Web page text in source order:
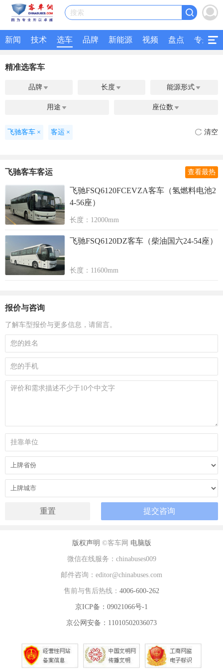
搜索
新闻 技术 选车 品牌 新能源 视频 盘点 专题
精准选客车
品牌  长度  能源形式 
用途  座位数 
飞驰客车 × 客运 × 清空
飞驰客车客运 查看最热
飞驰FSQ6120FCEVZA客车（氢燃料电池2
4-56座）
长度：12000mm
飞驰FSQ6120DZ客车（柴油国六24-54座）
长度：11600mm
报价与咨询
了解车型报价与更多信息，请留言。
版权声明 ©客车网 电脑版
微信在线服务：chinabuses009
邮件咨询：editor@chinabuses.com
售前与售后热线： 4006-600-262
京ICP备：09021066号-1
京公网安备：11010502036073